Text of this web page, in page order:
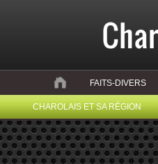
FAITS-DIVERS
CHAROLAIS ET SA RÉGION